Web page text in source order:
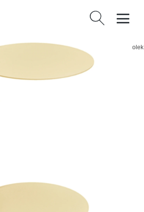
Vyhledávání
a doplňky
noo.ma Žlutý kovový odkládací stolek